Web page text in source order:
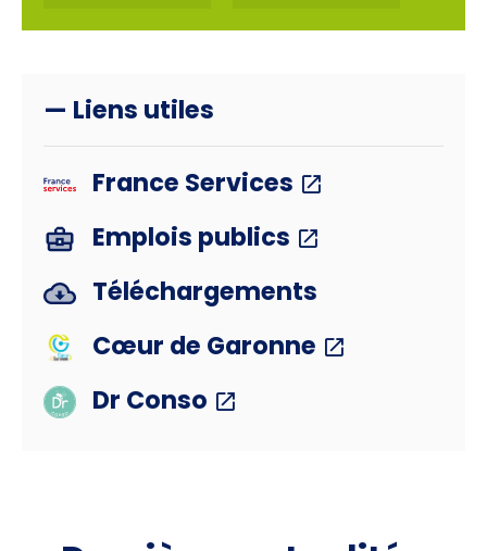
— Liens utiles
France Services
Emplois publics
Téléchargements
Cœur de Garonne
Dr Conso